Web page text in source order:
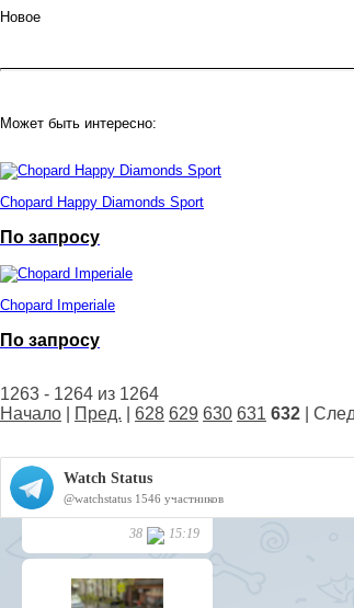
Новое
Может быть интересно:
Chopard Happy Diamonds Sport
По запросу
Chopard Imperiale
По запросу
1263 - 1264 из 1264
Начало
Пред. 628 629 630 631 632 |